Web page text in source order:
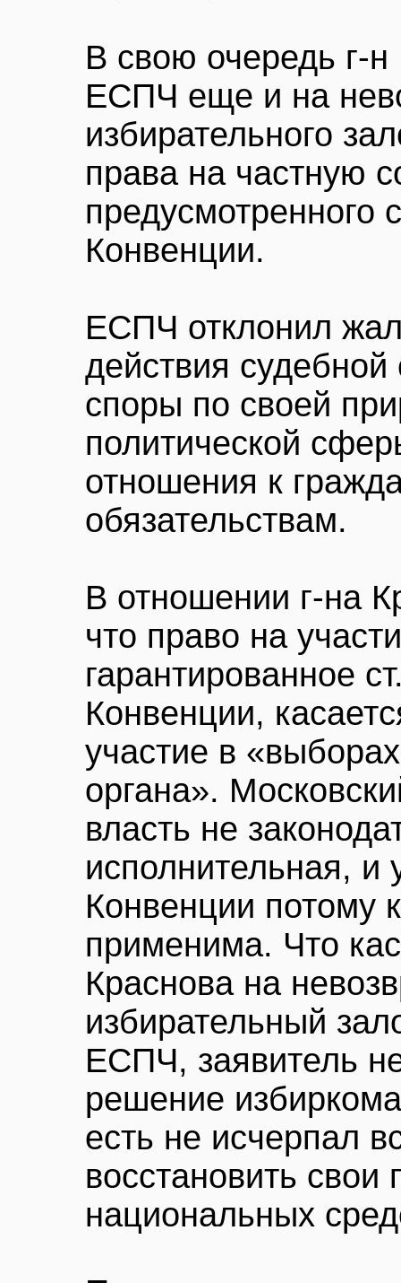
В свою очередь г-
ЕСПЧ еще и на
избирательного
права на частную
предусмотренного
Конвенции.
ЕСПЧ отклонил
действия
споры по своей
политической
отношения к
обязательствам.
В отношении г-на
что право на
гарантированное
Конвенции,
участие в
органа».
власть не
исполнительная, и
Конвенции потому
применима. Что
Краснова на
избирательный
ЕСПЧ, заявитель
решение
есть не исчерпал
восстановить
национальных